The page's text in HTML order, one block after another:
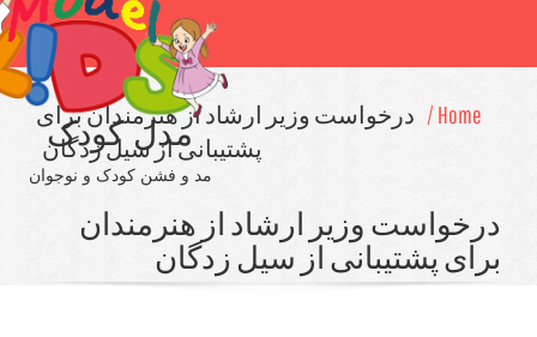
مدل کودک
مد و فشن کودک و نوجوان
درخواست وزیر ارشاد از هنرمندان برای
پشتیبانی از سیل زدگان
وزیر ارشاد از هنرمندان
از سیل زدگان